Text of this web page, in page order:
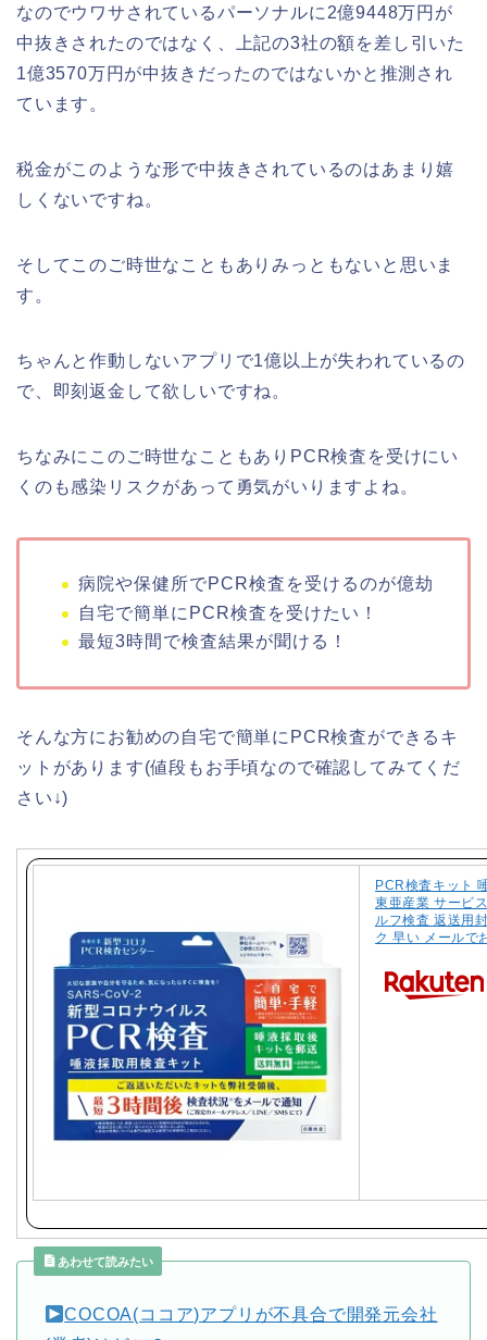
なのでウワサされているパーソナルに2億9448万円が
中抜きされたのではなく、上記の3社の額を差し引いた
1億3570万円が中抜きだったのではないかと推測され
ています。
税金がこのような形で中抜きされているのはあまり嬉
しくないですね。
そしてこのご時世なこともありみっともないと思いま
す。
ちゃんと作動しないアプリで1億以上が失われているの
で、即刻返金して欲しいですね。
ちなみにこのご時世なこともありPCR検査を受けにい
くのも感染リスクがあって勇気がいりますよね。
病院や保健所でPCR検査を受けるのが億劫
自宅で簡単にPCR検査を受けたい！
最短3時間で検査結果が聞ける！
そんな方にお勧めの自宅で簡単にPCR検査ができるキ
ットがあります(値段もお手頃なので確認してみてくだ
さい↓)
PCR検査キット
東亜産業 サービ
ルフ検査 返送用
ク 早い メールで
あわせて読みたい
COCOA(ココア)アプリが不具合で開発元会社